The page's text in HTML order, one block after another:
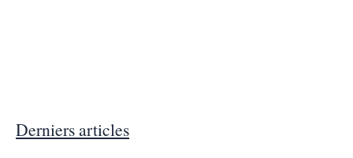
Derniers articles